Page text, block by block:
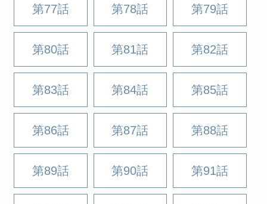
第77話 第78話 第79話
第80話 第81話 第82話
第83話 第84話 第85話
第86話 第87話 第88話
第89話 第90話 第91話